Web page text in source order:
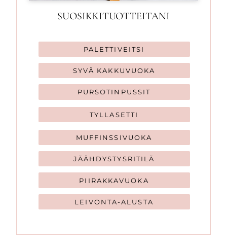
SUOSIKKITUOTTEITANI
PALETTIVEITSI
SYVÄ KAKKUVUOKA
PURSOTINPUSSIT
TYLLASETTI
MUFFINSSIVUOKA
JÄÄHDYSTYSRITILÄ
PIIRAKKAVUOKA
LEIVONTA-ALUSTA